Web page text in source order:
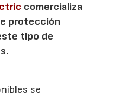
comercializa
protección
tipo de
se